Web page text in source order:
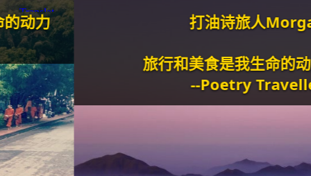
打油诗旅人Morgan
旅行和美食是我生命的动力泉
--Poetry Traveller